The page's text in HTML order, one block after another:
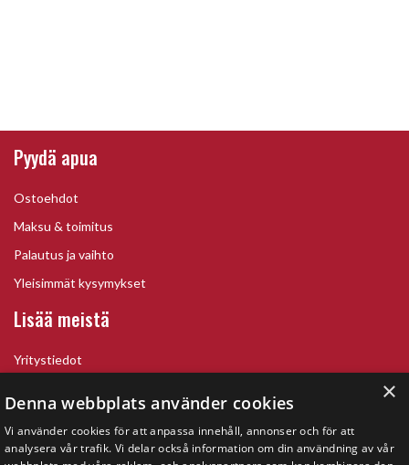
Pyydä apua
Ostoehdot
Maksu & toimitus
Palautus ja vaihto
Yleisimmät kysymykset
Lisää meistä
Yritystiedot
×
Denna webbplats använder cookies
Vi använder cookies för att anpassa innehåll, annonser och för att
analysera vår trafik. Vi delar också information om din användning av vår